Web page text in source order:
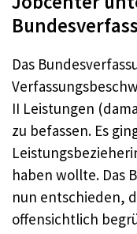
Das
II Leistungen
zu befassen. Es
haben wollte. Das
nun entschieden,
offensichtlich